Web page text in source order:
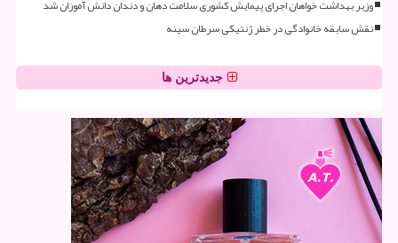
وزیر بهداشت خواهان اجرای پیمایش کشوری سلامت دهان و دندان دانش آموزان شد
نقش سابقه خانوادگی در خطر ژنتیکی سرطان سینه
جدیدترین ها